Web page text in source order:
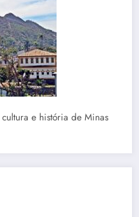
e história de Minas